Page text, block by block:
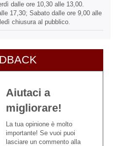
dalle ore 10,30 alle 13,00.
17,30; Sabato dalle ore 9,00 alle
chiusura al pubblico.
Aiutaci a
migliorare!
La tua opinione è molto
importante! Se vuoi puoi
lasciare un commento alla